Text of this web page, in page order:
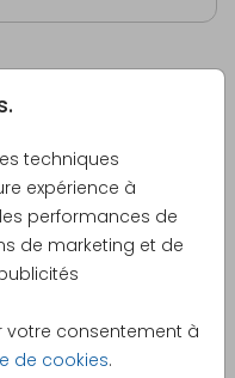
techniques
expérience à
performances de
de marketing et de
votre consentement à
de cookies.
pour les 50